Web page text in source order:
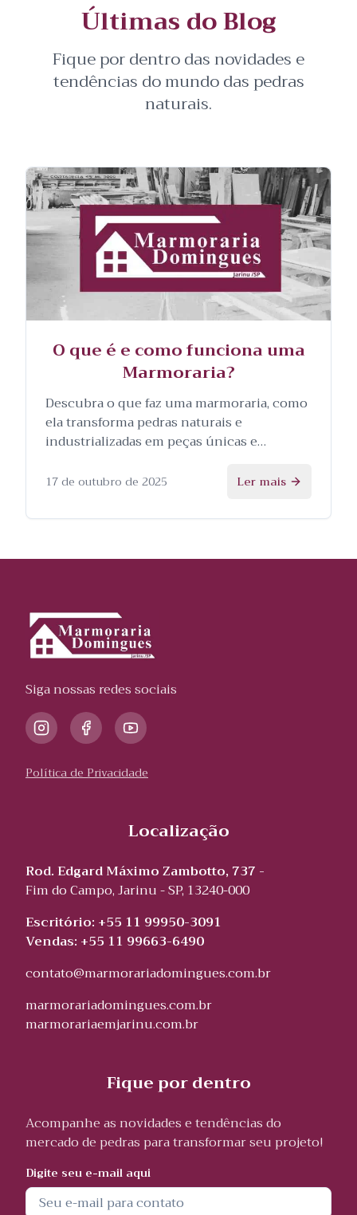
Últimas do Blog
Fique por dentro das novidades e
tendências do mundo das pedras
naturais.
O que é e como funciona uma
Marmoraria?
Descubra o que faz uma marmoraria, como
ela transforma pedras naturais e
industrializadas em peças únicas e
processo.
17 de outubro de 2025 Ler mais
Siga nossas redes sociais
Política de Privacidade
Localização
Rod. Edgard Máximo Zambotto, 737 -
Fim do Campo, Jarinu - SP, 13240-000
Escritório: +55 11 99950-3091
Vendas: +55 11 99663-6490
contato@marmorariadomingues.com.br
marmorariadomingues.com.br
marmorariaemjarinu.com.br
Fique por dentro
Acompanhe as novidades e tendências do
mercado de pedras para transformar seu projeto!
Digite seu e-mail aqui